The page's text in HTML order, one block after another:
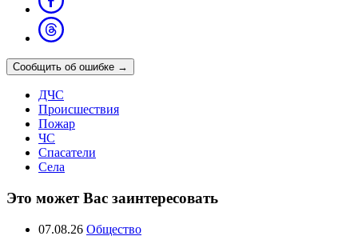
Сообщить об ошибке →
ДЧС
Происшествия
Пожар
ЧС
Спасатели
Села
Это может Вас заинтересовать
07.08.26 Общество